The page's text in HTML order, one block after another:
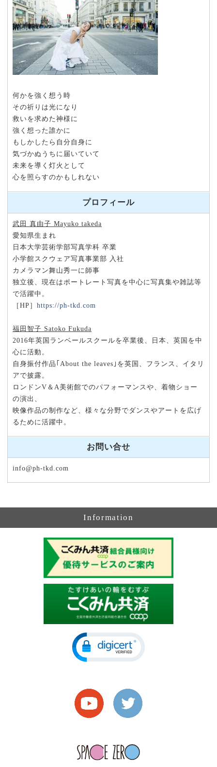
何かを強く想う時
その祈りは光になり
救いを求めた神様に
強く想った誰かに
もしかしたら自分自身に
気づかぬうちに届いていて
未来を導く灯火として
心を照らすのかもしれない
プロフィール
武田 真由子 Mayuko takeda
愛知県生まれ
日本大学芸術学部写真学科 卒業
小学館スクウェア写真事業部 入社
カメラマン舞山秀一に師事
独立後、現在はポートレート写真を中心に写真集や雑誌等
で活躍中。
［HP］ https://ph-tkd.com
福田智子 Satoko Fukuda
2016年英国ランベールスクールを卒業後、日本、英国を中
心に活動。
自身振付作品｢About the leaves｣を英国、フランス、イタリ
アで披露。
ロンドンV＆A美術館でのパフォーマンスや、着物ショー
の演出、
映像作品の制作など、様々な分野でダンスやアートを広げ
るために活躍中。
お問い合せ
info@ph-tkd.com
Information